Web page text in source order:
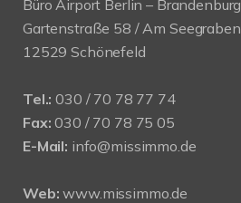
Büro Airport Berlin – Brandenburg
Gartenstraße 58 / Am Seegraben
12529 Schönefeld
Tel.: 030 / 70 78 77 74
Fax: 030 / 70 78 75 05
E-Mail: info@missimmo.de
Web: www.missimmo.de